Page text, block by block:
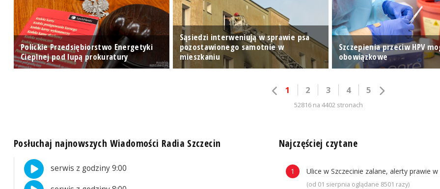
Polickie Przedsiębiorstwo Energetyki
Cieplnej pod lupą prokuratury
Sąsiedzi interweniują w sprawie psa
pozostawionego samotnie w
mieszkaniu
Szczepienia przeciw HPV
obowiązkowe
1 2 3 4 5
52816 na 4402 stronach
Posłuchaj najnowszych Wiadomości Radia Szczecin
serwis z godziny 9:00
Najczęściej czytane
Ulice w Szczecinie zalane, alerty prawie w
(od 01 sierpnia oglądane 8501 razy)